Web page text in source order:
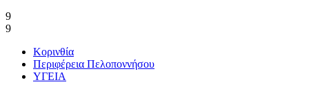
9
9
Κορινθία
Περιφέρεια Πελοποννήσου
ΥΓΕΙΑ